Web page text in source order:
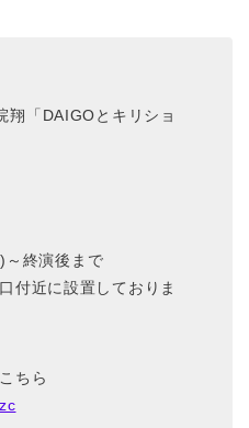
「DAIGOとキリショ
終演後まで
付近に設置しておりま
ちら